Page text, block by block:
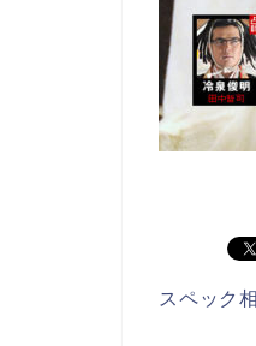
スペック